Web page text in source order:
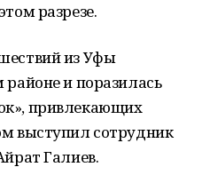
разрезе.
из Уфы
и поразилась
привлекающих
выступил сотрудник
Галиев.